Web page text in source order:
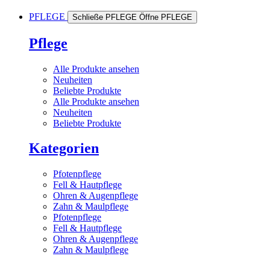
PFLEGE Schließe PFLEGE Öffne PFLEGE
Pflege
Alle Produkte ansehen
Neuheiten
Beliebte Produkte
Alle Produkte ansehen
Neuheiten
Beliebte Produkte
Kategorien
Pfotenpflege
Fell & Hautpflege
Ohren & Augenpflege
Zahn & Maulpflege
Pfotenpflege
Fell & Hautpflege
Ohren & Augenpflege
Zahn & Maulpflege